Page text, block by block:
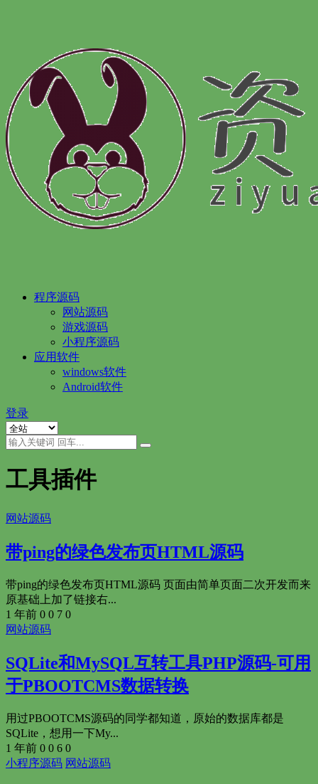
程序源码
网站源码
游戏源码
小程序源码
应用软件
windows软件
Android软件
登录
工具插件
网站源码
带ping的绿色发布页HTML源码
带ping的绿色发布页HTML源码 页面由简单页面二次开发而来
原基础上加了链接右...
1 年前 0 0 7 0
网站源码
SQLite和MySQL互转工具PHP源码-可用
于PBOOTCMS数据转换
用过PBOOTCMS源码的同学都知道，原始的数据库都是
SQLite，想用一下My...
1 年前 0 0 6 0
小程序源码 网站源码